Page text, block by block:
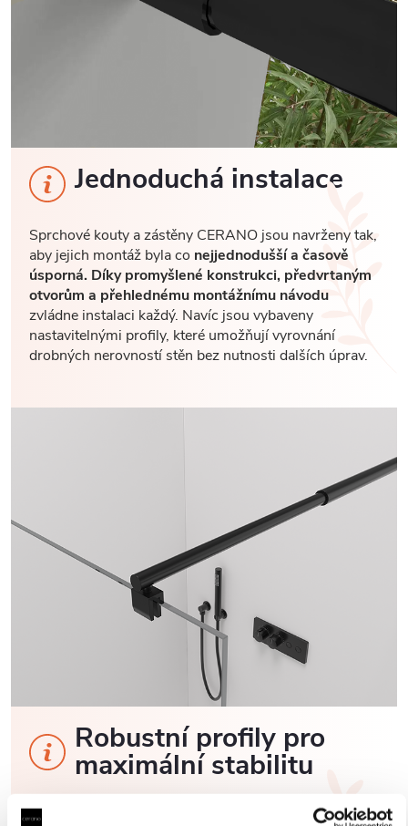
Jednoduchá instalace
Sprchové kouty a zástěny CERANO jsou navrženy tak,
aby jejich montáž byla co nejjednodušší a časově
úsporná. Díky promyšlené konstrukci, předvrtaným
otvorům a přehlednému montážnímu návodu
zvládne instalaci každý. Navíc jsou vybaveny
nastavitelnými profily, které umožňují vyrovnání
drobných nerovností stěn bez nutnosti dalších úprav.
Robustní profily pro
maximální stabilitu
Sprchové kouty a zástěny CERANO jsou vybaveny